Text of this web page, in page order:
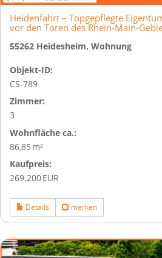
Heidenfahrt – Topgepflegte
vor den Toren des Rhein-Main-
55262 Heidesheim, Wohnung
Objekt-ID:
CS-789
Zimmer:
3
Wohnfläche ca.:
86,85 m²
Kaufpreis:
269.200 EUR
Details merken